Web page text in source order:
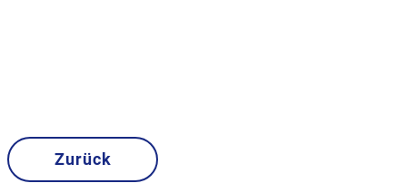
Zurück